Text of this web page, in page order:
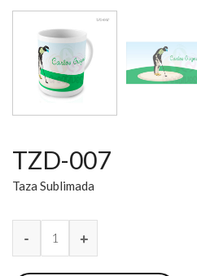
TZD-007
Taza Sublimada